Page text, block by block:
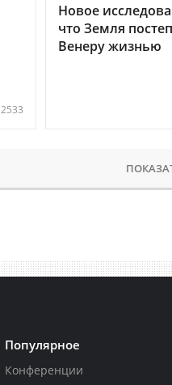
2533
Новое
что Земля
Венеру жизнью
Популярное
Конференции